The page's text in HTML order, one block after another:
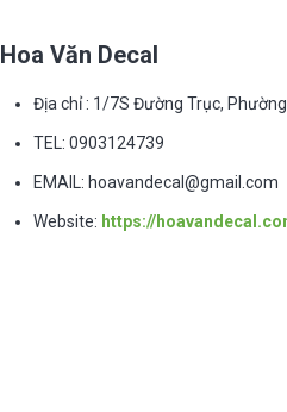
Hoa Văn Decal
Địa chỉ : 1/7S Đường Trục,
TEL: 0903124739
EMAIL: hoavandecal@gmail.com
Website: https://